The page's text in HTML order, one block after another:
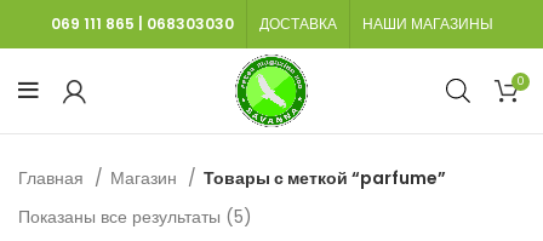
069 111 865 068303030 ДОСТАВКА НАШИ МАГАЗИНЫ
0
Главная Магазин
Товары с меткой “parfume”
Показаны все результаты (5)